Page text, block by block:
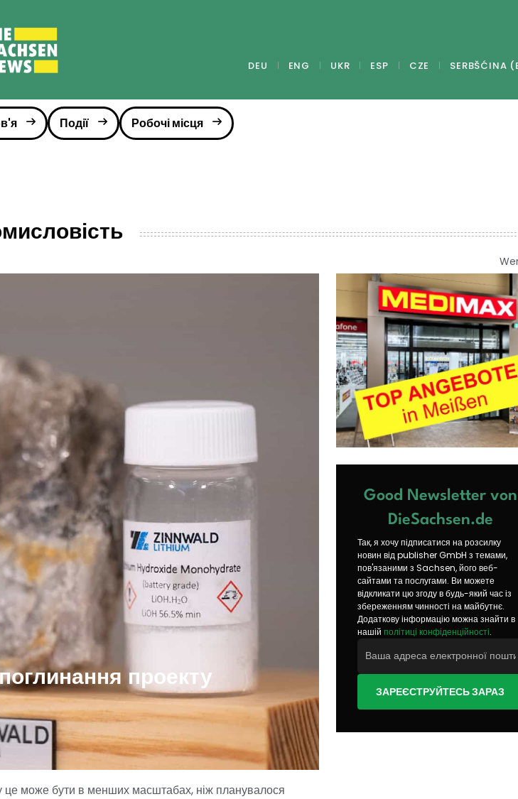
DEU ENG UKR ESP CZE SERBŠĆINA
Події Робочі місця
проекту
це може бути в менших масштабах, ніж планувалося
Good Newsletter von
DieSachsen.de
Так, я хочу підписатися на розсилку
новин від publisher GmbH з темами,
пов'язаними з Sachsen, його веб-
сайтами та послугами. Ви можете
відкликати цю згоду в будь-який час із
збереженням чинності на майбутнє.
Додаткову інформацію можна знайти в
нашій політиці конфіденційності.
ЗАРЕЄСТРУЙТЕСЬ ЗАРАЗ